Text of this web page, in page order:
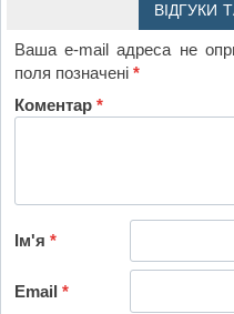
ВІДГУКИ
Ваша e-mail адреса не
поля позначені*
Коментар*
Ім'я*
Email*